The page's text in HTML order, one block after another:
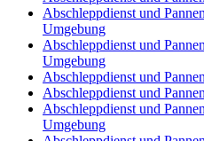
Abschleppdienst und
Umgebung
Abschleppdienst und
Umgebung
Abschleppdienst und
Abschleppdienst und
Abschleppdienst und
Umgebung